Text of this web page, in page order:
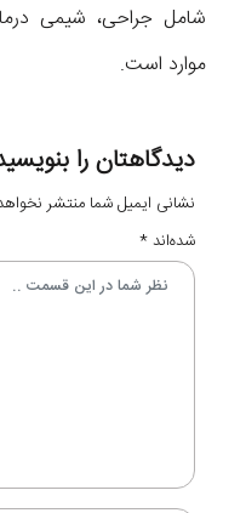
شامل جراحی، شیمی
موارد است.
دیدگاهتان را
نشانی ایمیل شما منتشر
شده‌اند*